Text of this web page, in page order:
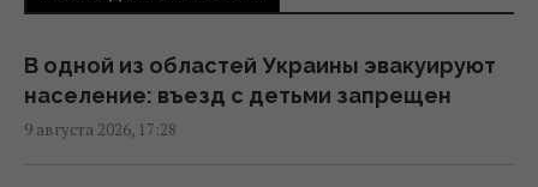
Цель России №1: The Times рассказал, как
работает украинский отряд "глубоких
ударов" по РФ
В одной из областей Украины эвакуируют
население: въезд с детьми запрещен
9 августа 2026, 17:28